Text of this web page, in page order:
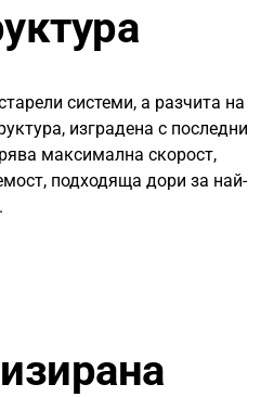
системи, а разчита на
изградена с последни
максимална скорост,
подходяща дори за най-